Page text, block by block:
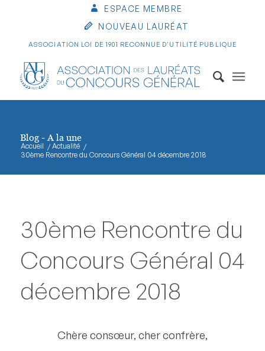
ESPACE MEMBRE
NOUVEAU LAURÉAT
ASSOCIATION LOI DE 1901 RECONNUE D'UTILITÉ PUBLIQUE
Blog - A la une
Accueil / Actualité /
30ème Rencontre du Concours Général 04 décembre 2018
30ème Rencontre du
Concours Général 04
décembre 2018
Chère consœur, cher confrère,